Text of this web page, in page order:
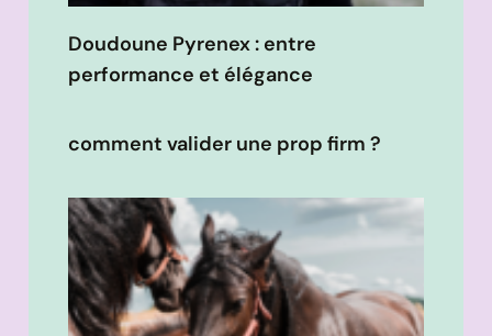
Doudoune Pyrenex : entre
performance et élégance
comment valider une prop firm ?